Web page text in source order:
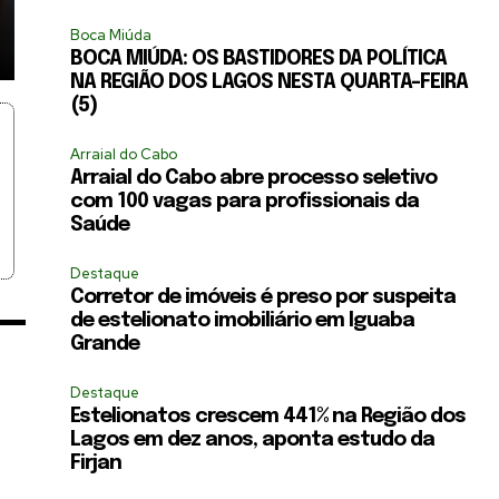
Boca Miúda
BOCA MIÚDA: OS BASTIDORES DA POLÍTICA
NA REGIÃO DOS LAGOS NESTA QUARTA-FEIRA
(5)
Arraial do Cabo
Arraial do Cabo abre processo seletivo
com 100 vagas para profissionais da
Saúde
Destaque
Corretor de imóveis é preso por suspeita
de estelionato imobiliário em Iguaba
Grande
Destaque
Estelionatos crescem 441% na Região dos
Lagos em dez anos, aponta estudo da
Firjan